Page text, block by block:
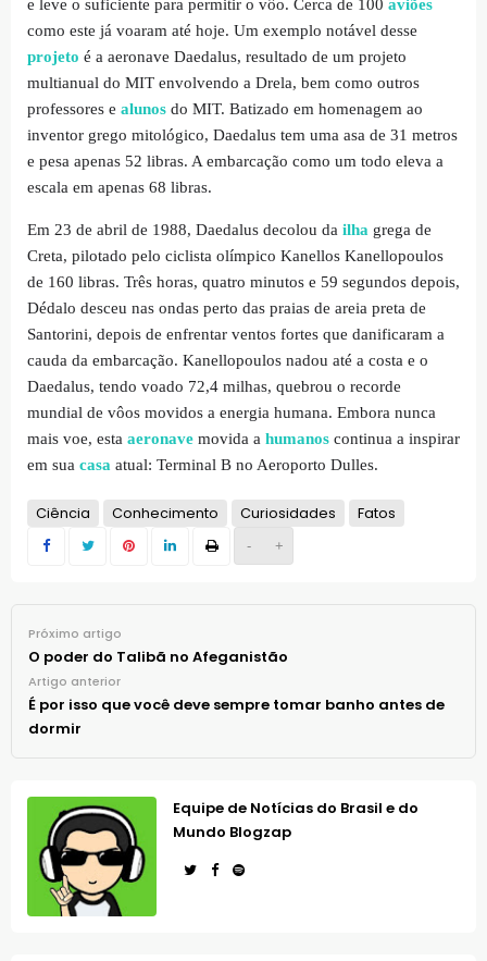
- +
e leve o suficiente para permitir o vôo. Cerca de 100 aviões
como este já voaram até hoje. Um exemplo notável desse
projeto é a aeronave Daedalus, resultado de um projeto
multianual do MIT envolvendo a Drela, bem como outros
professores e alunos do MIT. Batizado em homenagem ao
inventor grego mitológico, Daedalus tem uma asa de 31 metros
e pesa apenas 52 libras. A embarcação como um todo eleva a
escala em apenas 68 libras.
Em 23 de abril de 1988, Daedalus decolou da ilha grega de
Creta, pilotado pelo ciclista olímpico Kanellos Kanellopoulos
de 160 libras. Três horas, quatro minutos e 59 segundos depois,
Dédalo desceu nas ondas perto das praias de areia preta de
Santorini, depois de enfrentar ventos fortes que danificaram a
cauda da embarcação. Kanellopoulos nadou até a costa e o
Daedalus, tendo voado 72,4 milhas, quebrou o recorde
mundial de vôos movidos a energia humana. Embora nunca
mais voe, esta aeronave movida a humanos continua a inspirar
em sua casa atual: Terminal B no Aeroporto Dulles.
Ciência Conhecimento Curiosidades Fatos
Próximo artigo
O poder do Talibã no Afeganistão
Artigo anterior
É por isso que você deve sempre tomar banho antes de
dormir
Equipe de Notícias do Brasil e do
Mundo Blogzap